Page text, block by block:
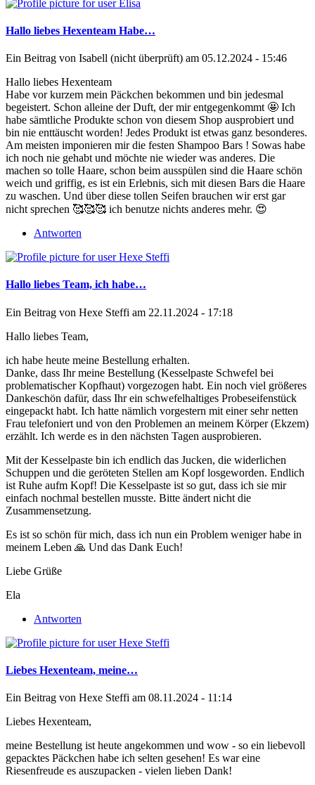
Hallo liebes Hexenteam Habe…
Ein Beitrag von Isabell (nicht überprüft) am 05.12.2024 - 15:46
Hallo liebes Hexenteam
Habe vor kurzem mein Päckchen bekommen und bin jedesmal
begeistert. Schon alleine der Duft, der mir entgegenkommt 🤩 Ich
habe sämtliche Produkte schon von diesem Shop ausprobiert und
bin nie enttäuscht worden! Jedes Produkt ist etwas ganz besonderes.
Am meisten imponieren mir die festen Shampoo Bars ! Sowas habe
ich noch nie gehabt und möchte nie wieder was anderes. Die
machen so tolle Haare, schon beim ausspülen sind die Haare schön
weich und griffig, es ist ein Erlebnis, sich mit diesen Bars die Haare
zu waschen. Und über diese tollen Seifen brauchen wir erst gar
nicht sprechen 🥰🥰🥰 ich benutze nichts anderes mehr. 😍
Antworten
Hallo liebes Team, ich habe…
Ein Beitrag von Hexe Steffi am 22.11.2024 - 17:18
Hallo liebes Team,
ich habe heute meine Bestellung erhalten.
Danke, dass Ihr meine Bestellung (Kesselpaste Schwefel bei
problematischer Kopfhaut) vorgezogen habt. Ein noch viel größeres
Dankeschön dafür, dass Ihr ein schwefelhaltiges Probeseifenstück
eingepackt habt. Ich hatte nämlich vorgestern mit einer sehr netten
Frau telefoniert und von den Problemen an meinem Körper (Ekzem)
erzählt. Ich werde es in den nächsten Tagen ausprobieren.
Mit der Kesselpaste bin ich endlich das Jucken, die widerlichen
Schuppen und die geröteten Stellen am Kopf losgeworden. Endlich
ist Ruhe aufm Kopf! Die Kesselpaste ist so gut, dass ich sie mir
einfach nochmal bestellen musste. Bitte ändert nicht die
Zusammensetzung.
Es ist so schön für mich, dass ich nun ein Problem weniger habe in
meinem Leben 🙏 Und das Dank Euch!
Liebe Grüße
Ela
Antworten
Liebes Hexenteam, meine…
Ein Beitrag von Hexe Steffi am 08.11.2024 - 11:14
Liebes Hexenteam,
meine Bestellung ist heute angekommen und wow - so ein liebevoll
gepacktes Päckchen habe ich selten gesehen! Es war eine
Riesenfreude es auszupacken - vielen lieben Dank!